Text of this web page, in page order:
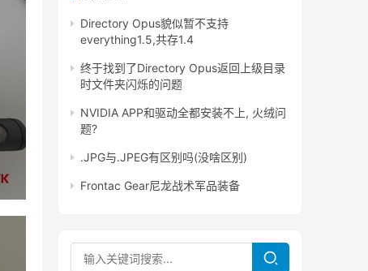
Directory Opus貌似暂不支持
everything1.5,共存1.4
终于找到了Directory Opus返回上级目录
时文件夹闪烁的问题
NVIDIA APP和驱动全都安装不上, 火绒问
题?
.JPG与.JPEG有区别吗(没啥区别)
Frontac Gear尼龙战术军品装备